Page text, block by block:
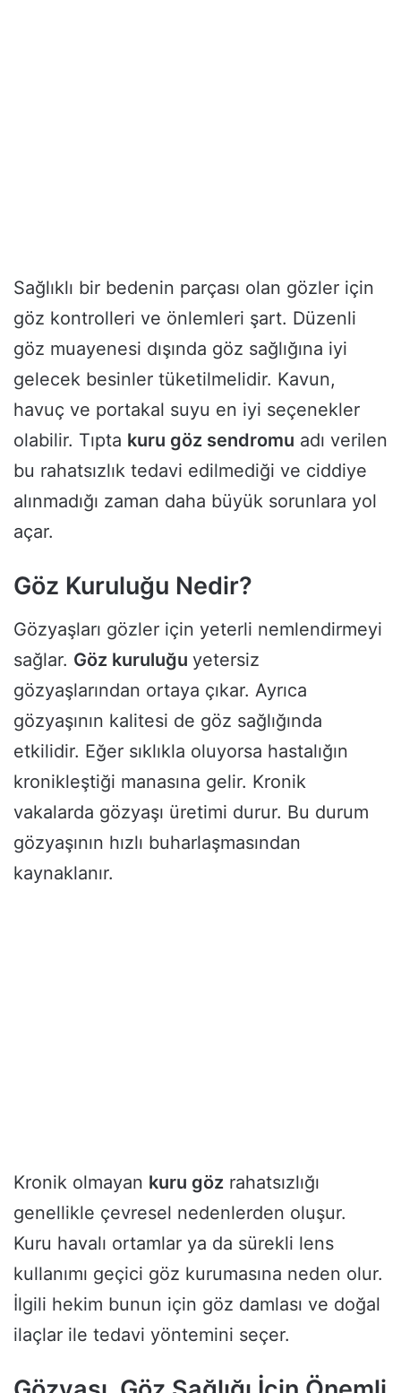
Sağlıklı bir bedenin parçası olan gözler için
göz kontrolleri ve önlemleri şart. Düzenli
göz muayenesi dışında göz sağlığına iyi
gelecek besinler tüketilmelidir. Kavun,
havuç ve portakal suyu en iyi seçenekler
olabilir. Tıpta kuru göz sendromu adı verilen
bu rahatsızlık tedavi edilmediği ve ciddiye
alınmadığı zaman daha büyük sorunlara yol
açar.
Göz Kuruluğu Nedir?
Gözyaşları gözler için yeterli nemlendirmeyi
sağlar. Göz kuruluğu yetersiz
gözyaşlarından ortaya çıkar. Ayrıca
gözyaşının kalitesi de göz sağlığında
etkilidir. Eğer sıklıkla oluyorsa hastalığın
kronikleştiği manasına gelir. Kronik
vakalarda gözyaşı üretimi durur. Bu durum
gözyaşının hızlı buharlaşmasından
kaynaklanır.
Kronik olmayan kuru göz rahatsızlığı
genellikle çevresel nedenlerden oluşur.
Kuru havalı ortamlar ya da sürekli lens
kullanımı geçici göz kurumasına neden olur.
İlgili hekim bunun için göz damlası ve doğal
ilaçlar ile tedavi yöntemini seçer.